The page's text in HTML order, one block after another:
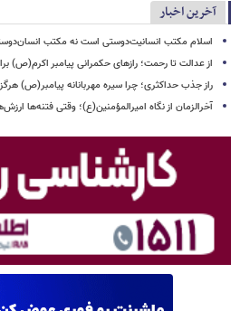
آخرین اخبار
اسلام مکتب انسانیت‌دوستی است نه مکتب
از عدالت تا رحمت؛ رازهای حکمرانی پیامبر اکرم(ص)
راز جذب حداکثری؛ چرا سیره مهربانانه پیامبر(ص)
آخرالزمان از نگاه امیرالمؤمنین(ع)؛ وقتی فتنه‌ها